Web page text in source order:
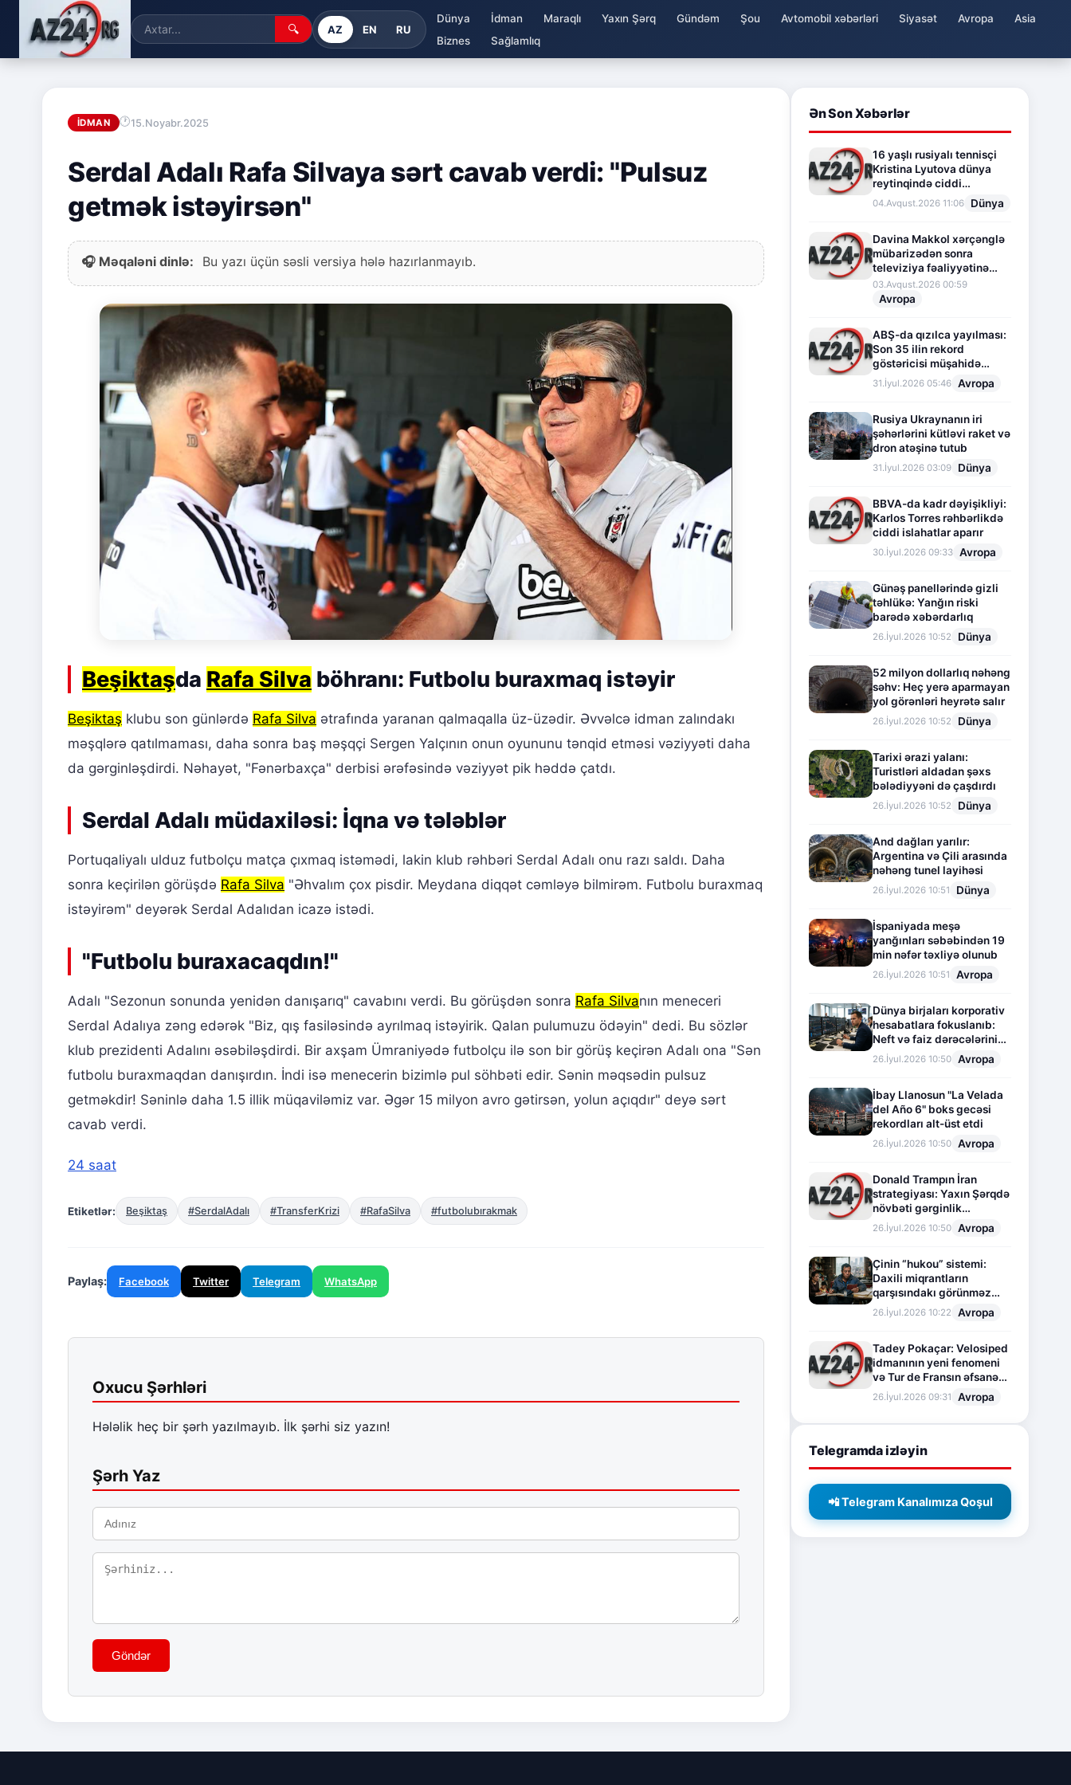
🔍 AZ EN RU
Dünya İdman Maraqlı Yaxın Şərq Gündəm Şou Avtomobil xəbərləri Siyasət Avropa
Asia
Biznes
Sağlamlıq
İDMAN 15.Noyabr.2025
Serdal Adalı Rafa Silvaya sərt cavab verdi: "Pulsuz
getmək istəyirsən"
🎧 Məqaləni dinlə: Bu yazı üçün səsli versiya hələ hazırlanmayıb.
Beşiktaşda Rafa Silva böhranı: Futbolu buraxmaq istəyir
Beşiktaş klubu son günlərdə Rafa Silva ətrafında yaranan qalmaqalla üz-üzədir. Əvvəlcə idman zalındakı
məşqlərə qatılmaması, daha sonra baş məşqçi Sergen Yalçının onun oyununu tənqid etməsi vəziyyəti daha
da gərginləşdirdi. Nəhayət, "Fənərbaxça" derbisi ərəfəsində vəziyyət pik həddə çatdı.
Serdal Adalı müdaxiləsi: İqna və tələblər
Portuqaliyalı ulduz futbolçu matça çıxmaq istəmədi, lakin klub rəhbəri Serdal Adalı onu razı saldı. Daha
sonra keçirilən görüşdə Rafa Silva "Əhvalım çox pisdir. Meydana diqqət cəmləyə bilmirəm. Futbolu buraxmaq
istəyirəm" deyərək Serdal Adalıdan icazə istədi.
"Futbolu buraxacaqdın!"
Adalı "Sezonun sonunda yenidən danışarıq" cavabını verdi. Bu görüşdən sonra Rafa Silvanın meneceri
Serdal Adalıya zəng edərək "Biz, qış fasiləsində ayrılmaq istəyirik. Qalan pulumuzu ödəyin" dedi. Bu sözlər
klub prezidenti Adalını əsəbiləşdirdi. Bir axşam Ümraniyədə futbolçu ilə son bir görüş keçirən Adalı ona "Sən
futbolu buraxmaqdan danışırdın. İndi isə menecerin bizimlə pul söhbəti edir. Sənin məqsədin pulsuz
getməkdir! Səninlə daha 1.5 illik müqaviləmiz var. Əgər 15 milyon avro gətirsən, yolun açıqdır" deyə sərt
cavab verdi.
24 saat
Etiketlər: Beşiktaş #SerdalAdalı #TransferKrizi #RafaSilva #futbolubırakmak
Paylaş: Facebook Twitter Telegram WhatsApp
Oxucu Şərhləri
Hələlik heç bir şərh yazılmayıb. İlk şərhi siz yazın!
Şərh Yaz
Göndər
Ən Son Xəbərlər
16 yaşlı rusiyalı tennisçi
Kristina Lyutova dünya
reytinqində ciddi
irəliləyişə imza atdı
04.Avqust.2026 11:06 Dünya
Davina Makkol xərçənglə
mübarizədən sonra
televiziya fəaliyyətinə
fasilə verir
03.Avqust.2026 00:59
Avropa
ABŞ-da qızılca yayılması:
Son 35 ilin rekord
göstəricisi müşahidə
olunur
31.İyul.2026 05:46 Avropa
Rusiya Ukraynanın iri
şəhərlərini kütləvi raket və
dron atəşinə tutub
31.İyul.2026 03:09 Dünya
BBVA-da kadr dəyişikliyi:
Karlos Torres rəhbərlikdə
ciddi islahatlar aparır
30.İyul.2026 09:33 Avropa
Günəş panellərində gizli
təhlükə: Yanğın riski
barədə xəbərdarlıq
26.İyul.2026 10:52 Dünya
52 milyon dollarlıq nəhəng
səhv: Heç yerə aparmayan
yol görənləri heyrətə salır
26.İyul.2026 10:52 Dünya
Tarixi ərazi yalanı:
Turistləri aldadan şəxs
bələdiyyəni də çaşdırdı
26.İyul.2026 10:52 Dünya
And dağları yarılır:
Argentina və Çili arasında
nəhəng tunel layihəsi
26.İyul.2026 10:51 Dünya
İspaniyada meşə
yanğınları səbəbindən 19
min nəfər təxliyə olunub
26.İyul.2026 10:51 Avropa
Dünya birjaları korporativ
hesabatlara fokuslanıb:
Neft və faiz dərəcələrinin
təsiri altında cari vəziyyət
26.İyul.2026 10:50 Avropa
İbay Llanosun "La Velada
del Año 6" boks gecəsi
rekordları alt-üst etdi
26.İyul.2026 10:50 Avropa
Donald Trampın İran
strategiyası: Yaxın Şərqdə
növbəti gərginlik
mərhələsi
26.İyul.2026 10:50 Avropa
Çinin “hukou” sistemi:
Daxili miqrantların
qarşısındakı görünməz
sədd
26.İyul.2026 10:22 Avropa
Tadey Pokaçar: Velosiped
idmanının yeni fenomeni
və Tur de Fransın əfsanəvi
səhifəsi
26.İyul.2026 09:31 Avropa
Telegramda izləyin
📲 Telegram Kanalımıza Qoşul